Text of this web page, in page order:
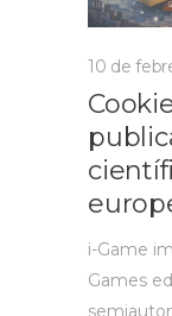
10 de
i-Game
Games